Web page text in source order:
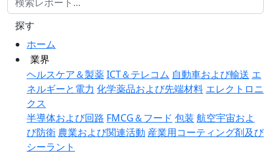
ホーム
業界
ヘルスケア＆製薬ICT＆テレコム 自動車および輸送 エ
ネルギーと電力 化学薬品および先端材料 エレクトロニ
クス
半導体および回路 FMCG＆フード 包装 航空宇宙およ
び防衛 農業および関連活動 産業用コーティング剤及び
シーラント
探す